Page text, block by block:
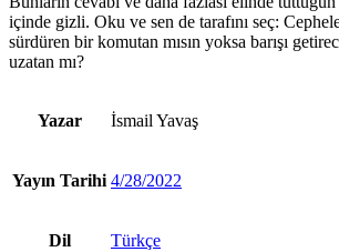
içinde gizli. Oku ve sen de tarafını seç:
sürdüren bir komutan mısın yoksa barışı
uzatan mı?
Yazar İsmail Yavaş
Yayın Tarihi 4/28/2022
Dil Türkçe